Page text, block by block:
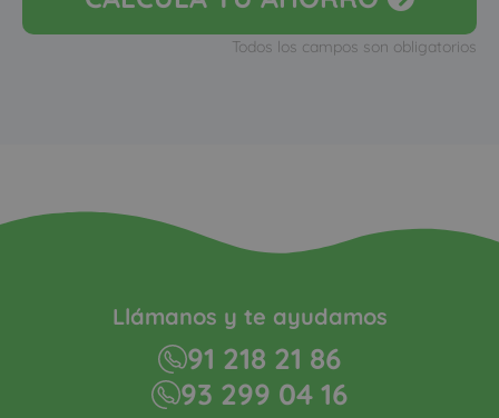
Todos los campos son obligatorios
Llámanos y te ayudamos
91 218 21 86
93 299 04 16